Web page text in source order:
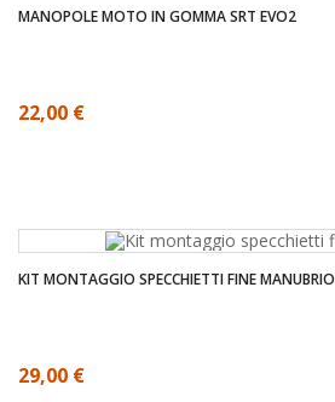
MANOPOLE MOTO IN GOMMA SRT EVO2
22,00 €
KIT MONTAGGIO SPECCHIETTI FINE MANUBRIO
29,00 €